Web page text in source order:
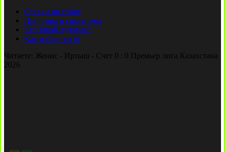
Ставки на спорт
Причины и симптомы
Кто такой лудоман?
Как избавиться?
Читаете: Женис - Иртыш - Счет 0 : 0 Премьер лига Казахстана
2026